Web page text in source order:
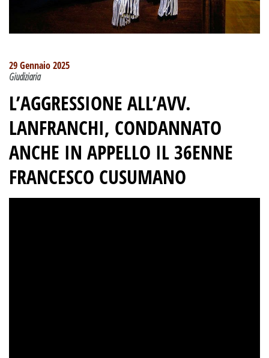
29 Gennaio 2025
Giudiziaria
L’AGGRESSIONE ALL’AVV.
LANFRANCHI, CONDANNATO
ANCHE IN APPELLO IL 36ENNE
FRANCESCO CUSUMANO